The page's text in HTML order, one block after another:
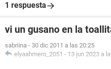
1 respuesta
vi un gusano en la
sabriina - 30 dic 2011 a las 20:25
elyaahmero_2051 - 13 jun 2023 a